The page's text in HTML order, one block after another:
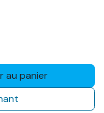
au panier